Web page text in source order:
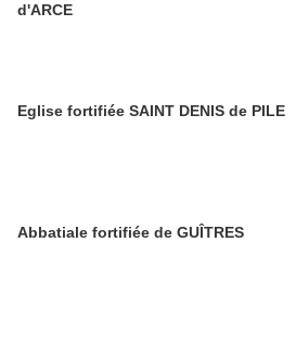
d'ARCE
Eglise fortifiée SAINT DENIS de PILE
Abbatiale fortifiée de GUÎTRES